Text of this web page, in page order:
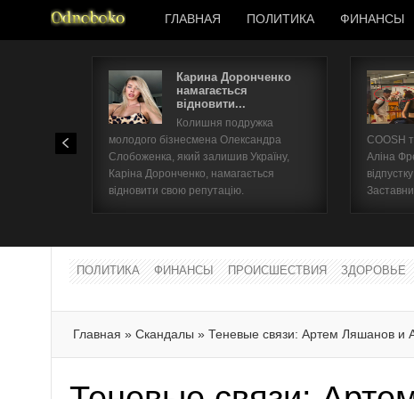
ГЛАВНАЯ ПОЛИТИКА ФИНАНСЫ
Карина Доронченко
намагається
відновити...
Колишня подружка
молодого бізнесмена Олександра
Слобоженка, який залишив Україну,
Каріна Доронченко, намагається
відновити свою репутацію.
COOSH
Аліна
ПОЛИТИКА ФИНАНСЫ ПРОИСШЕСТВИЯ ЗДОРОВЬЕ
Главная » Скандалы » Теневые связи: Артем Ляшанов и